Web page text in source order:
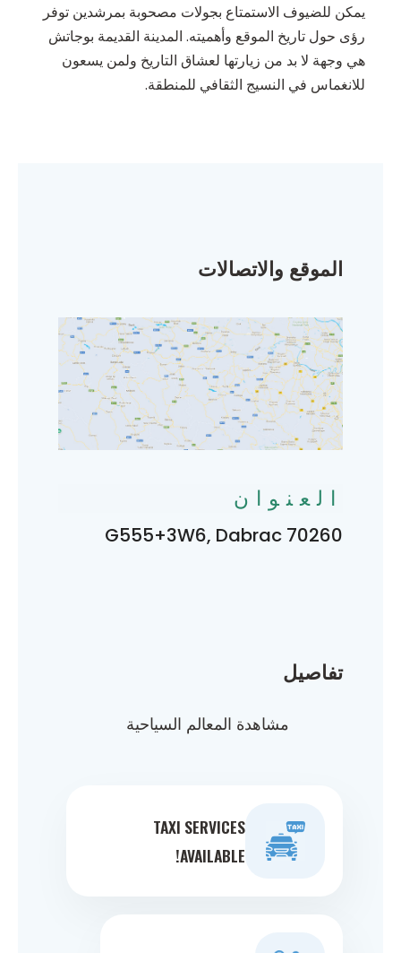
يمكن للضيوف الاستمتاع بجولات مصحوبة بمرشدين توفر
رؤى حول تاريخ الموقع وأهميته. المدينة القديمة بوجاتش
هي وجهة لا بد من زيارتها لعشاق التاريخ ولمن يسعون
للانغماس في النسيج الثقافي للمنطقة.
تفاصيل
مشاهدة المعالم السياحية
TAXI SERVICES
AVAILABLE!
الموقع والاتصالات
العنوان
G555+3W6, Dabrac 70260